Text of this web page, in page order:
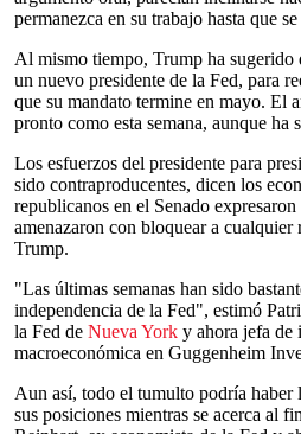
permanezca en su trabajo hasta que
Al mismo tiempo, Trump ha sugerido
un nuevo presidente de la Fed, para
que su mandato termine en mayo. El
pronto como esta semana, aunque ha
Los esfuerzos del presidente para
sido contraproducentes, dicen los
republicanos en el Senado
amenazaron con bloquear a
Trump.
"Las últimas semanas han sido
independencia de la Fed", estimó
la Fed de Nueva York y ahora jefa de
macroeconómica en Guggenheim
Aun así, todo el tumulto podría haber
sus posiciones mientras se acerca al